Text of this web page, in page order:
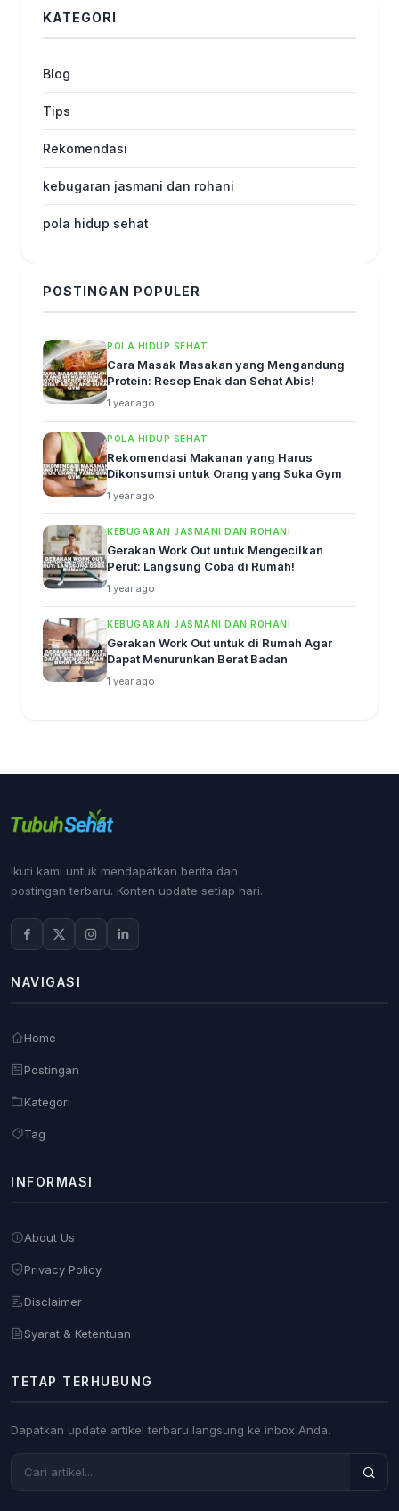
KATEGORI
Blog
Tips
Rekomendasi
kebugaran jasmani dan rohani
pola hidup sehat
POSTINGAN POPULER
POLA HIDUP SEHAT
Cara Masak Masakan yang Mengandung
Protein: Resep Enak dan Sehat Abis!
1 year ago
POLA HIDUP SEHAT
Rekomendasi Makanan yang Harus
Dikonsumsi untuk Orang yang Suka Gym
1 year ago
KEBUGARAN JASMANI DAN ROHANI
Gerakan Work Out untuk Mengecilkan
Perut: Langsung Coba di Rumah!
1 year ago
KEBUGARAN JASMANI DAN ROHANI
Gerakan Work Out untuk di Rumah Agar
Dapat Menurunkan Berat Badan
1 year ago
Ikuti kami untuk mendapatkan berita dan
postingan terbaru. Konten update setiap hari.
NAVIGASI
Home
Postingan
Kategori
Tag
INFORMASI
About Us
Privacy Policy
Disclaimer
Syarat & Ketentuan
TETAP TERHUBUNG
Dapatkan update artikel terbaru langsung ke inbox Anda.